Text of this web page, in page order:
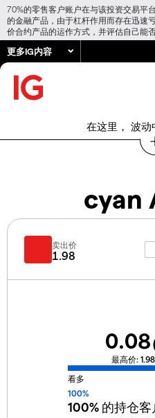
70%的零售客户账户在与该投资交易平
的金融产品，由于杠杆作用而存在迅速
价合约产品的运作方式，并评估自己能
更多IG内容
在这里， 波动
cyan
卖出价
1.98
0.08
最高价: 1.98
看多
100%
100%的持仓客